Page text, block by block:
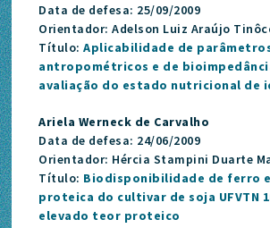
Data de defesa: 25/09/2009
Orientador: Adelson Luiz Araújo
Título:Aplicabilidade de
antropométricos e de
avaliação do estado nutricional de
Ariela Werneck de Carvalho
Data de defesa: 24/06/2009
Orientador: Hércia Stampini Duarte
Título: Biodisponibilidade de ferro
proteica do cultivar de soja UFVTN
elevado teor proteico